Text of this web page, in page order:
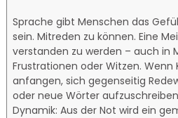
Sprache gibt Menschen das
sein. Mitreden zu können. Eine
verstanden zu werden – auch in
Frustrationen oder Witzen. Wenn
anfangen, sich gegenseitig
oder neue Wörter
Dynamik: Aus der Not wird ein